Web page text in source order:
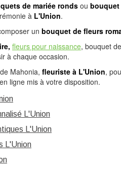
de mariée ronds ou bouquet
à L'Union.
un bouquet de fleurs
fleurs pour naissance, bouquet
à chaque occasion.
Mahonia, fleuriste à L'Union,
en ligne mis à votre disposition.
L'Union
L'Union
L'Union